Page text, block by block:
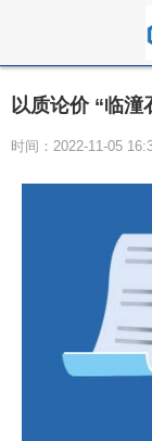
以质论价 “临潼
时间：2022-11-05